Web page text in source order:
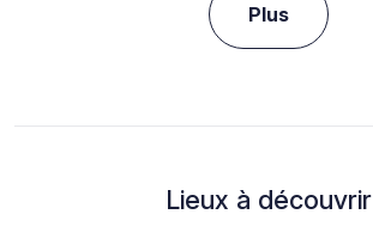
Plus
Lieux à découvrir